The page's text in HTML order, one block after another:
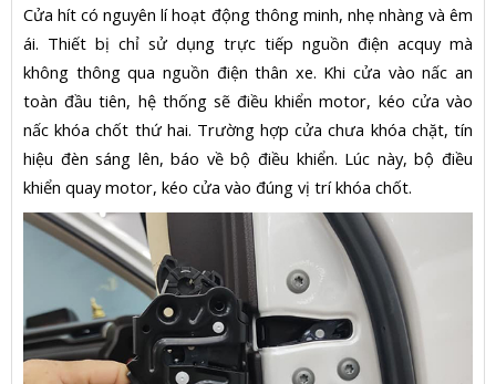
Cửa hít có nguyên lí hoạt động thông minh, nhẹ nhàng và êm
ái. Thiết bị chỉ sử dụng trực tiếp nguồn điện acquy mà
không thông qua nguồn điện thân xe. Khi cửa vào nấc an
toàn đầu tiên, hệ thống sẽ điều khiển motor, kéo cửa vào
nấc khóa chốt thứ hai. Trường hợp cửa chưa khóa chặt, tín
hiệu đèn sáng lên, báo về bộ điều khiển. Lúc này, bộ điều
khiển quay motor, kéo cửa vào đúng vị trí khóa chốt.